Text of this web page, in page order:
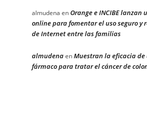
almudena enOrange e INCIBE lanzan
online para fomentar el uso seguro y
de Internet entre las familias
almudenaenMuestran la eficacia de
fármaco para tratar el cáncer de